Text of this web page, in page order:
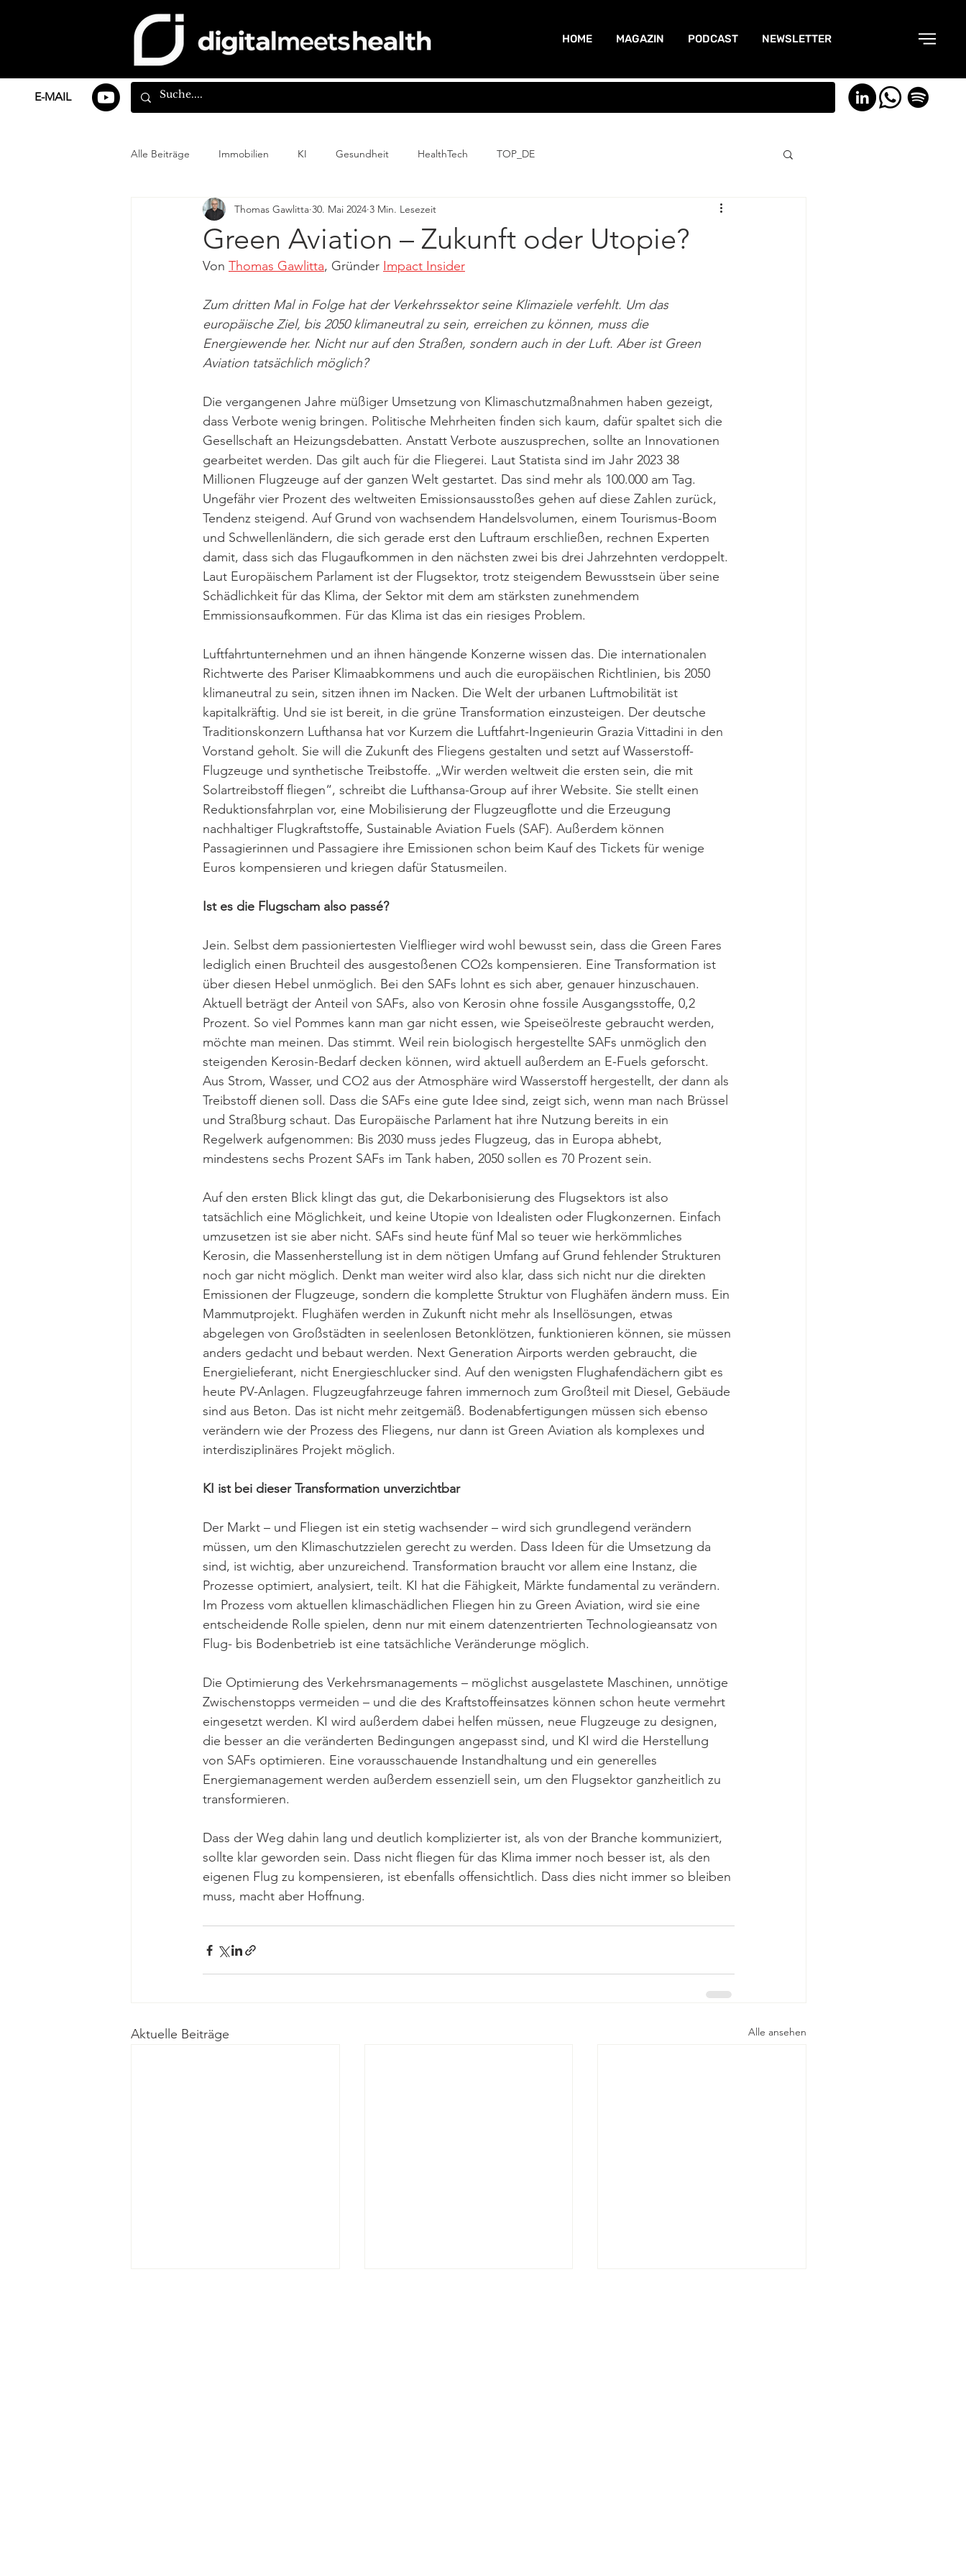
E-MAIL
HOME MAGAZIN PODCAST NEWSLETTER
Alle Beiträge Immobilien KI Gesundheit HealthTech TOP_DE
Green Aviation – Zukunft oder Utopie?
Thomas Gawlitta 30. Mai 2024 3 Min. Lesezeit
Von Thomas Gawlitta, Gründer Impact Insider
Zum dritten Mal in Folge hat der Verkehrssektor seine Klimaziele verfehlt. Um das
europäische Ziel, bis 2050 klimaneutral zu sein, erreichen zu können, muss die
Energiewende her. Nicht nur auf den Straßen, sondern auch in der Luft. Aber ist Green
Aviation tatsächlich möglich?
Die vergangenen Jahre müßiger Umsetzung von Klimaschutzmaßnahmen haben gezeigt,
dass Verbote wenig bringen. Politische Mehrheiten finden sich kaum, dafür spaltet sich die
Gesellschaft an Heizungsdebatten. Anstatt Verbote auszusprechen, sollte an Innovationen
gearbeitet werden. Das gilt auch für die Fliegerei. Laut Statista sind im Jahr 2023 38
Millionen Flugzeuge auf der ganzen Welt gestartet. Das sind mehr als 100.000 am Tag.
Ungefähr vier Prozent des weltweiten Emissionsausstoßes gehen auf diese Zahlen zurück,
Tendenz steigend. Auf Grund von wachsendem Handelsvolumen, einem Tourismus-Boom
und Schwellenländern, die sich gerade erst den Luftraum erschließen, rechnen Experten
damit, dass sich das Flugaufkommen in den nächsten zwei bis drei Jahrzehnten verdoppelt.
Laut Europäischem Parlament ist der Flugsektor, trotz steigendem Bewusstsein über seine
Schädlichkeit für das Klima, der Sektor mit dem am stärksten zunehmendem
Emmissionsaufkommen. Für das Klima ist das ein riesiges Problem.
Luftfahrtunternehmen und an ihnen hängende Konzerne wissen das. Die internationalen
Richtwerte des Pariser Klimaabkommens und auch die europäischen Richtlinien, bis 2050
klimaneutral zu sein, sitzen ihnen im Nacken. Die Welt der urbanen Luftmobilität ist
kapitalkräftig. Und sie ist bereit, in die grüne Transformation einzusteigen. Der deutsche
Traditionskonzern Lufthansa hat vor Kurzem die Luftfahrt-Ingenieurin Grazia Vittadini in den
Vorstand geholt. Sie will die Zukunft des Fliegens gestalten und setzt auf Wasserstoff-
Flugzeuge und synthetische Treibstoffe. „Wir werden weltweit die ersten sein, die mit
Solartreibstoff fliegen“, schreibt die Lufthansa-Group auf ihrer Website. Sie stellt einen
Reduktionsfahrplan vor, eine Mobilisierung der Flugzeugflotte und die Erzeugung
nachhaltiger Flugkraftstoffe, Sustainable Aviation Fuels (SAF). Außerdem können
Passagierinnen und Passagiere ihre Emissionen schon beim Kauf des Tickets für wenige
Euros kompensieren und kriegen dafür Statusmeilen.
Ist es die Flugscham also passé?
Jein. Selbst dem passioniertesten Vielflieger wird wohl bewusst sein, dass die Green Fares
lediglich einen Bruchteil des ausgestoßenen CO2s kompensieren. Eine Transformation ist
über diesen Hebel unmöglich. Bei den SAFs lohnt es sich aber, genauer hinzuschauen.
Aktuell beträgt der Anteil von SAFs, also von Kerosin ohne fossile Ausgangsstoffe, 0,2
Prozent. So viel Pommes kann man gar nicht essen, wie Speiseölreste gebraucht werden,
möchte man meinen. Das stimmt. Weil rein biologisch hergestellte SAFs unmöglich den
steigenden Kerosin-Bedarf decken können, wird aktuell außerdem an E-Fuels geforscht.
Aus Strom, Wasser, und CO2 aus der Atmosphäre wird Wasserstoff hergestellt, der dann als
Treibstoff dienen soll. Dass die SAFs eine gute Idee sind, zeigt sich, wenn man nach Brüssel
und Straßburg schaut. Das Europäische Parlament hat ihre Nutzung bereits in ein
Regelwerk aufgenommen: Bis 2030 muss jedes Flugzeug, das in Europa abhebt,
mindestens sechs Prozent SAFs im Tank haben, 2050 sollen es 70 Prozent sein.
Auf den ersten Blick klingt das gut, die Dekarbonisierung des Flugsektors ist also
tatsächlich eine Möglichkeit, und keine Utopie von Idealisten oder Flugkonzernen. Einfach
umzusetzen ist sie aber nicht. SAFs sind heute fünf Mal so teuer wie herkömmliches
Kerosin, die Massenherstellung ist in dem nötigen Umfang auf Grund fehlender Strukturen
noch gar nicht möglich. Denkt man weiter wird also klar, dass sich nicht nur die direkten
Emissionen der Flugzeuge, sondern die komplette Struktur von Flughäfen ändern muss. Ein
Mammutprojekt. Flughäfen werden in Zukunft nicht mehr als Insellösungen, etwas
abgelegen von Großstädten in seelenlosen Betonklötzen, funktionieren können, sie müssen
anders gedacht und bebaut werden. Next Generation Airports werden gebraucht, die
Energielieferant, nicht Energieschlucker sind. Auf den wenigsten Flughafendächern gibt es
heute PV-Anlagen. Flugzeugfahrzeuge fahren immernoch zum Großteil mit Diesel, Gebäude
sind aus Beton. Das ist nicht mehr zeitgemäß. Bodenabfertigungen müssen sich ebenso
verändern wie der Prozess des Fliegens, nur dann ist Green Aviation als komplexes und
interdisziplinäres Projekt möglich.
KI ist bei dieser Transformation unverzichtbar
Der Markt – und Fliegen ist ein stetig wachsender – wird sich grundlegend verändern
müssen, um den Klimaschutzzielen gerecht zu werden. Dass Ideen für die Umsetzung da
sind, ist wichtig, aber unzureichend. Transformation braucht vor allem eine Instanz, die
Prozesse optimiert, analysiert, teilt. KI hat die Fähigkeit, Märkte fundamental zu verändern.
Im Prozess vom aktuellen klimaschädlichen Fliegen hin zu Green Aviation, wird sie eine
entscheidende Rolle spielen, denn nur mit einem datenzentrierten Technologieansatz von
Flug- bis Bodenbetrieb ist eine tatsächliche Veränderunge möglich.
Die Optimierung des Verkehrsmanagements – möglichst ausgelastete Maschinen, unnötige
Zwischenstopps vermeiden – und die des Kraftstoffeinsatzes können schon heute vermehrt
eingesetzt werden. KI wird außerdem dabei helfen müssen, neue Flugzeuge zu designen,
die besser an die veränderten Bedingungen angepasst sind, und KI wird die Herstellung
von SAFs optimieren. Eine vorausschauende Instandhaltung und ein generelles
Energiemanagement werden außerdem essenziell sein, um den Flugsektor ganzheitlich zu
transformieren.
Dass der Weg dahin lang und deutlich komplizierter ist, als von der Branche kommuniziert,
sollte klar geworden sein. Dass nicht fliegen für das Klima immer noch besser ist, als den
eigenen Flug zu kompensieren, ist ebenfalls offensichtlich. Dass dies nicht immer so bleiben
muss, macht aber Hoffnung.
Aktuelle Beiträge Alle ansehen